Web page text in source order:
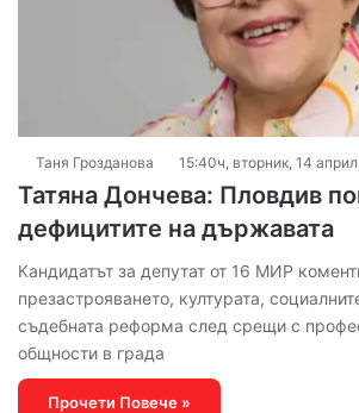
Таня Грозданова 15:40ч, вторник, 14
Татяна Дончева: Пловдив
дефицитите на държавата
Кандидатът за депутат от 16 МИР
презастрояването, културата,
съдебната реформа след срещи с
общности в града
Прочети Повече »